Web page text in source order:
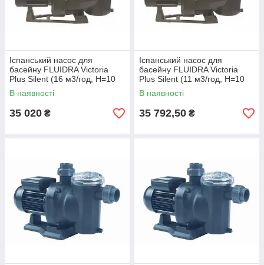
Іспанський насос для
басейну FLUIDRA Victoria
Plus Silent (16 м3/год, Н=10
м), P=0,76 кВт, 230/400В
В наявності
35 020 ₴
Іспанський насос для
басейну FLUIDRA Victoria
Plus Silent (11 м3/год, Н=10
м), P=0,60 кВт, 230/400В
В наявності
35 792,50 ₴